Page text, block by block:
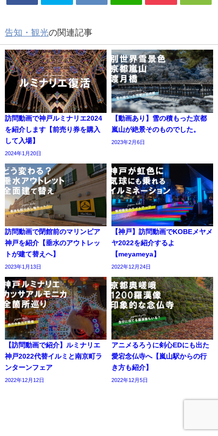
告知・観光の関連記事
訪問動画で神戸ルミナリエ2024
を紹介します【前売り券を購入
して入場】
2024年1月20日
【動画あり】雪の積もった京都
嵐山が絶景そのものでした。
2023年2月6日
訪問動画で閉館前のマリンピア
神戸を紹介【垂水のアウトレッ
トが建て替えへ】
2023年1月13日
【神戸】訪問動画でKOBEメヤメ
ヤ2022を紹介するよ
【meyameya】
2022年12月24日
【訪問動画で紹介】ルミナリエ
神戸2022代替イルミと南京町ラ
ンターンフェア
2022年12月12日
アニメるろうに剣心EDにも出た
愛宕念仏寺へ【嵐山駅からの行
き方も紹介】
2022年12月5日